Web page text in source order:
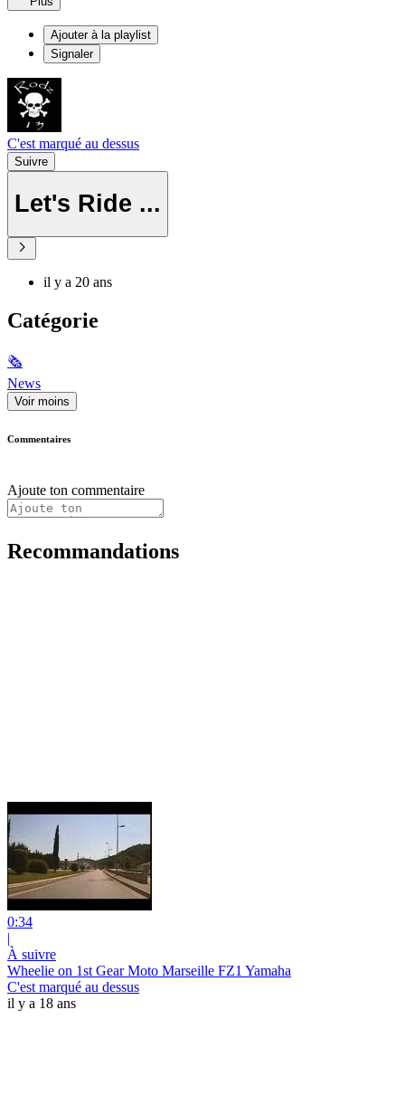
Ajouter à la playlist
Signaler
C'est marqué au dessus
Suivre
Let's Ride ...
il y a 20 ans
Catégorie
🗞
News
Voir moins
Commentaires
Ajoute ton commentaire
Recommandations
0:34
|
À suivre
Wheelie on 1st Gear Moto Marseille FZ1 Yamaha
C'est marqué au dessus
il y a 18 ans